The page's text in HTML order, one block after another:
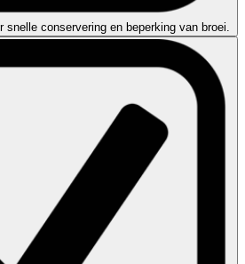
snelle conservering en beperking van broei.